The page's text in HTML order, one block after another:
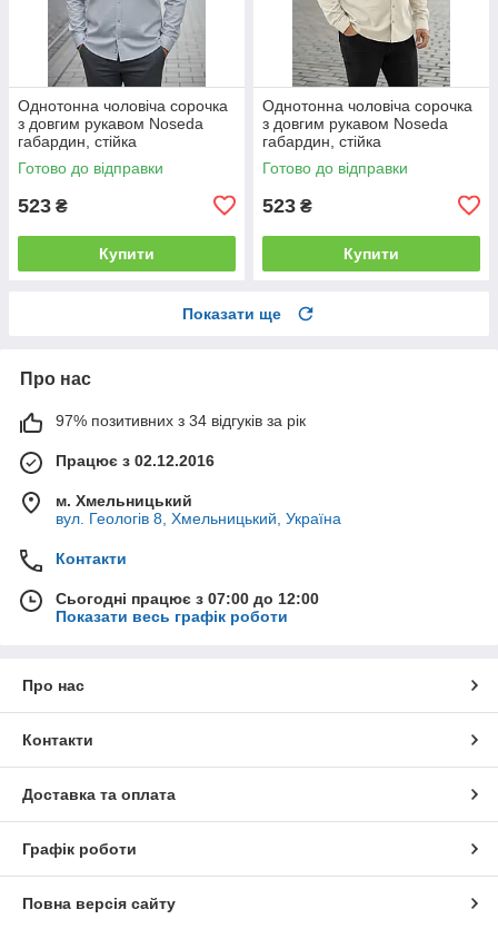
Однотонна чоловіча сорочка
з довгим рукавом Noseda
габардин, стійка
Готово до відправки
523 ₴
Купити
Однотонна чоловіча сорочка
з довгим рукавом Noseda
габардин, стійка
Готово до відправки
523 ₴
Купити
Показати ще
Про нас
97% позитивних з 34 відгуків за рік
Працює з 02.12.2016
м. Хмельницький
вул. Геологів 8, Хмельницький, Україна
Контакти
Сьогодні працює з 07:00 до 12:00
Показати весь графік роботи
Про нас
Контакти
Доставка та оплата
Графік роботи
Повна версія сайту